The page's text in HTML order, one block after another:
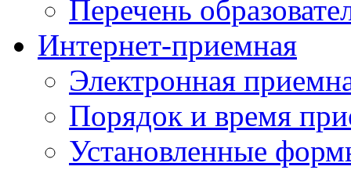
Перечень
Интернет-приемная
Электронная
Порядок и время
Установленные